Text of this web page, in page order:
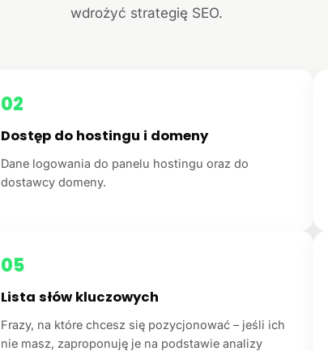
wdrożyć strategię SEO.
02
Dostęp do hostingu i domeny
Dane logowania do panelu hostingu oraz do
dostawcy domeny.
05
Lista słów kluczowych
Frazy, na które chcesz się pozycjonować – jeśli ich
nie masz, zaproponuję je na podstawie analizy